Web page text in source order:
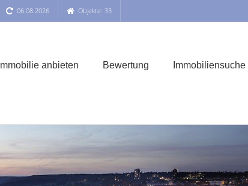
06.08.2026 Objekte: 33
Immobilie anbieten Bewertung Immobiliensuche